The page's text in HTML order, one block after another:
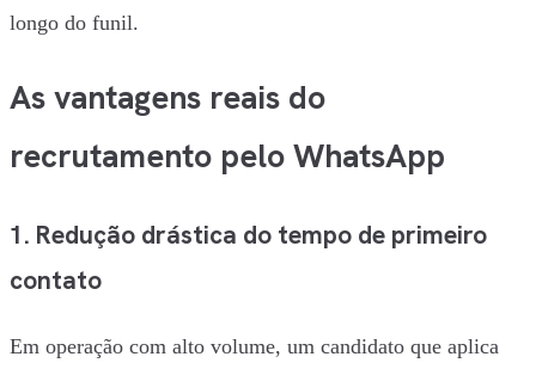
longo do funil.
As vantagens reais do
recrutamento pelo WhatsApp
1. Redução drástica do tempo de primeiro
contato
Em operação com alto volume, um candidato que aplica